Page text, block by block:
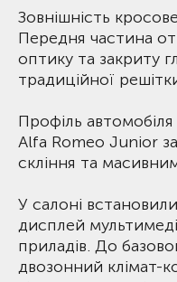
Зовнішність
Передня частина
оптику та закриту
традиційної
Профіль
Alfa Romeo Junior
скління та
У салоні
дисплей
приладів. До
двозонний клімат-